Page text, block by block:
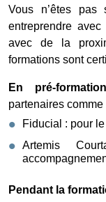
Vous n’êtes pas
entreprendre
avec de la
formations sont
En pré-formation
partenaires comme
Fiducial : pour
Artemis
Pendant la